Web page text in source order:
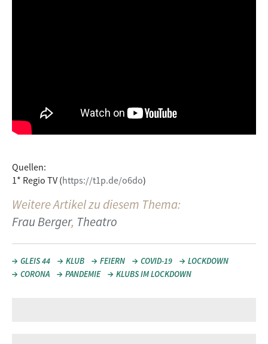
Quellen:
1* Regio TV (https://t1p.de/o6do)
Weitere Artikel zu diesem Thema:
Frau Berger, Theatro
GLEIS 44 KLUB FEIERN COVID-19
LOCKDOWN
CORONA
PANDEMIE KLUBS IM LOCKDOWN